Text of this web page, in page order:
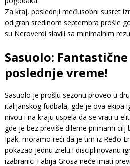
Za kraj, poslednji međusobni susret
odigran sredinom septembra prošle
su Neroverdi slavili sa minimalnim
Sasuolo:
poslednje vreme!
Sasuolo je prošlu sezonu proveo u
italijanskog fudbala, gde je ova ekipa
nivou i na kraju uspela da se vrati u
gde je bez previše dileme primarni cilj
Ipak, moramo reći da je tim iz Ređo
pokazao jednu zrelu i disciplinovanu
izabranici Fabija Grosa neće imati